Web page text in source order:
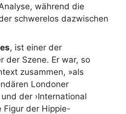
während die
schwerelos dazwischen
, ist einer der
der Szene. Er war, so
zusammen, »als
Londoner
der ›International
Figur der Hippie-